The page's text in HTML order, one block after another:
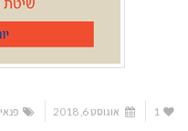
1 אוגוסט 6, 2018 פנאי